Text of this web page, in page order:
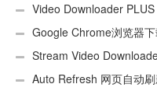
Video Downloader PLUS
Google Chrome浏览器
Stream Video
Auto Refresh 网页自动